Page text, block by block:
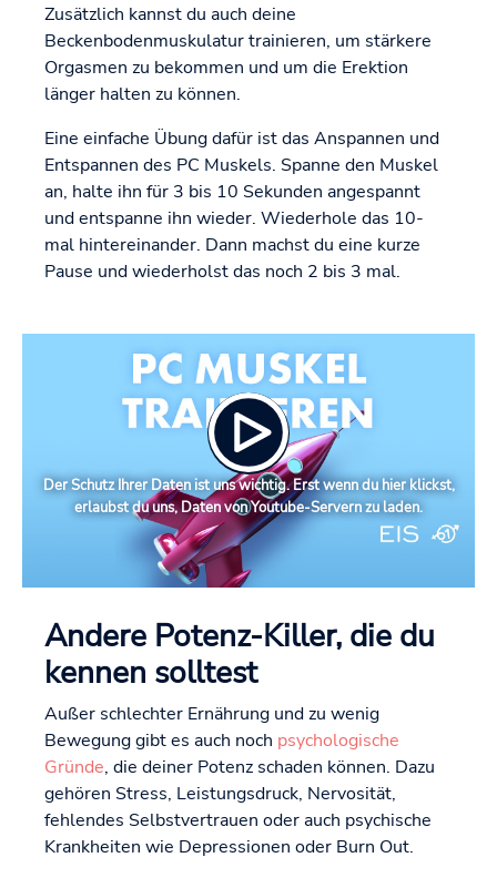
Zusätzlich kannst du auch deine
Beckenbodenmuskulatur trainieren, um stärkere
Orgasmen zu bekommen und um die Erektion
länger halten zu können.
Eine einfache Übung dafür ist das Anspannen und
Entspannen des PC Muskels. Spanne den Muskel
an, halte ihn für 3 bis 10 Sekunden angespannt
und entspanne ihn wieder. Wiederhole das 10-
mal hintereinander. Dann machst du eine kurze
Pause und wiederholst das noch 2 bis 3 mal.
Der Schutz Ihrer Daten ist uns wichtig. Erst wenn du hier klickst,
erlaubst du uns, Daten von Youtube-Servern zu laden.
Andere Potenz-Killer, die du
kennen solltest
Außer schlechter Ernährung und zu wenig
Bewegung gibt es auch noch psychologische
Gründe, die deiner Potenz schaden können. Dazu
gehören Stress, Leistungsdruck, Nervosität,
fehlendes Selbstvertrauen oder auch psychische
Krankheiten wie Depressionen oder Burn Out.